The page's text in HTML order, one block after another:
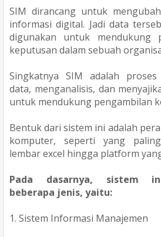
SIM dirancang untuk
informasi digital. Jadi data
digunakan untuk mendukung
keputusan dalam sebuah
Singkatnya SIM adalah
data, menganalisis, dan
untuk mendukung pengambilan
Bentuk dari sistem ini adalah
komputer, seperti yang
lembar excel hingga platform
Pada dasarnya, sistem
beberapa jenis, yaitu:
1. Sistem Informasi Manajemen